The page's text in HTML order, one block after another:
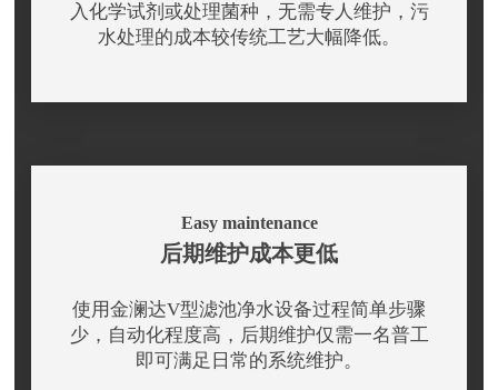
入化学试剂或处理菌种，无需专人维护，污
水处理的成本较传统工艺大幅降低。
Easy maintenance
后期维护成本更低
使用金澜达V型滤池净水设备过程简单步骤
少，自动化程度高，后期维护仅需一名普工
即可满足日常的系统维护。